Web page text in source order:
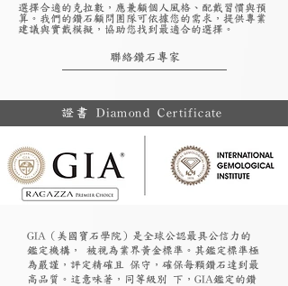
選擇合適的克拉數，應兼顧個人風格、配戴習慣與預
算。我們的鑽石顧問團隊可依據您的需求，提供專業
建議與實戴模擬，協助您找到最適合的選擇。
聯絡鑽石專家
證書 Diamond Certificate
GIA（美國寶石學院）是全球公認最具公信力的
鑑定機構， 被視為業界黃金標準。其鑑定標準極
為嚴謹，評定精確且 保守，確保每顆鑽石達到最
高品質。這意味著，同等級別 下，GIA鑑定的鑽